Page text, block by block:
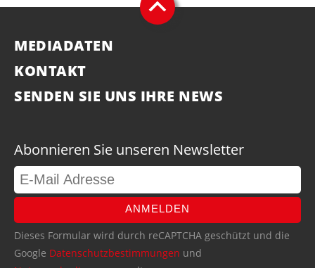
MEDIADATEN
KONTAKT
SENDEN SIE UNS IHRE NEWS
Abonnieren Sie unseren Newsletter
ANMELDEN
Dieses Formular wird durch reCAPTCHA geschützt und die
Google Datenschutzbestimmungen und